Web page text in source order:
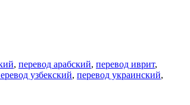
, перевод арабский, перевод иврит,
узбекский, перевод украинский,